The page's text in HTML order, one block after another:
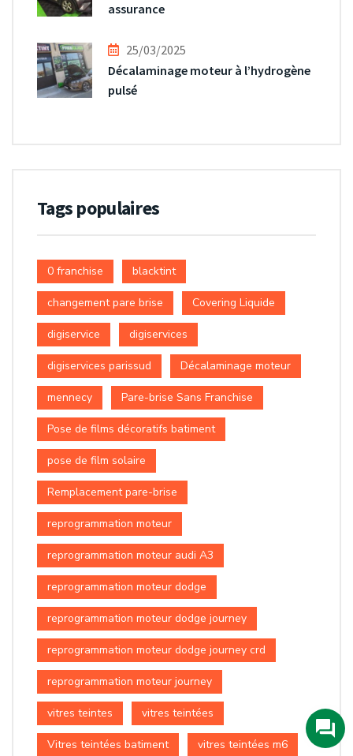
assurance
25/03/2025
Décalaminage moteur à l’hydrogène
pulsé
Tags populaires
0 franchise blacktint
changement pare brise Covering Liquide
digiservice digiservices
digiservices parissud Décalaminage moteur
mennecy Pare-brise Sans Franchise
Pose de films décoratifs batiment
pose de film solaire
Remplacement pare-brise
reprogrammation moteur
reprogrammation moteur audi A3
reprogrammation moteur dodge
reprogrammation moteur dodge journey
reprogrammation moteur dodge journey crd
reprogrammation moteur journey
vitres teintes vitres teintées
Vitres teintées batiment vitres teintées m6